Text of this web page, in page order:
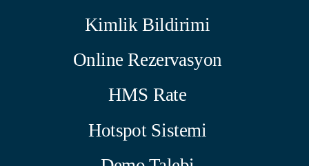
Kimlik Bildirimi
Online Rezervasyon
HMS Rate
Hotspot Sistemi